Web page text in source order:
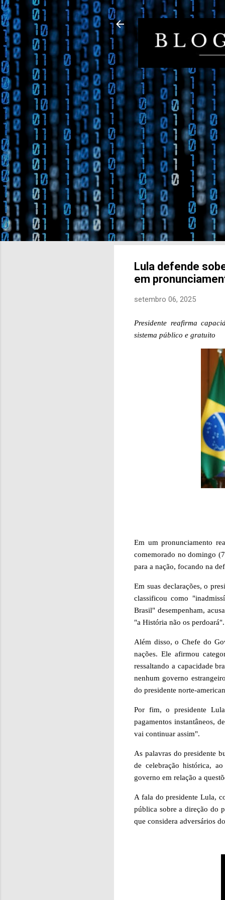
Lula defende
em
setembro 06, 2025
Presidente reafirma
sistema público e gratuito
Em um pronunciamento
comemorado no domingo
para a nação, focando na
Em suas declarações, o
classificou como
Brasil" desempenham,
"a História não os perdoará".
Além disso, o Chefe do
nações. Ele afirmou
ressaltando a capacidade
nenhum governo
do presidente norte-
Por fim, o presidente
pagamentos instantâneos,
vai continuar assim".
As palavras do presidente
de celebração histórica,
governo em relação a
A fala do presidente Lula,
pública sobre a direção do
que considera adversários